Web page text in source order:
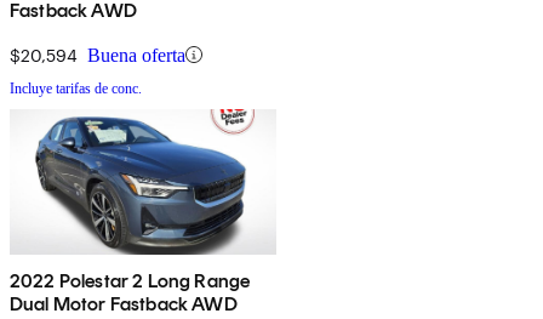
Fastback AWD
$20,594 Buena oferta
Incluye tarifas de conc.
2022 Polestar 2 Long Range
Dual Motor Fastback AWD